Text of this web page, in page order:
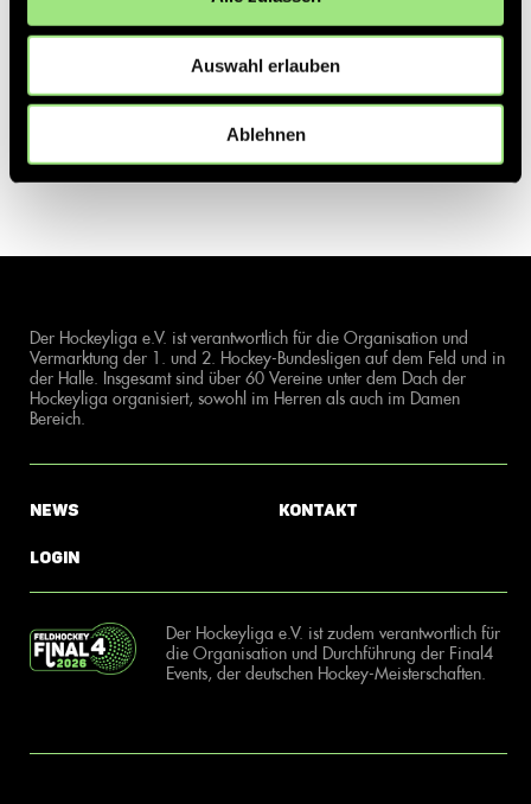
Auswahl erlauben
Ablehnen
Der Hockeyliga e.V. ist verantwortlich für die Organisation und
Vermarktung der 1. und 2. Hockey-Bundesligen auf dem Feld und in
der Halle. Insgesamt sind über 60 Vereine unter dem Dach der
Hockeyliga organisiert, sowohl im Herren als auch im Damen
Bereich.
News
Login
Kontakt
Der Hockeyliga e.V. ist zudem verantwortlich für
die Organisation und Durchführung der Final4
Events, der deutschen Hockey-Meisterschaften.